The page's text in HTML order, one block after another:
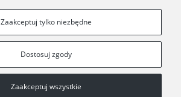
Zaakceptuj tylko niezbędne
Dostosuj zgody
Zaakceptuj wszystkie